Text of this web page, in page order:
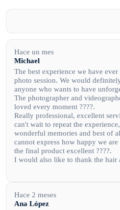
Hace un mes
Michael
The best experience we have
photo session. We would
anyone who wants to have
The photographer and
loved every moment ????.
Really professional, excellent
can't wait to repeat the
wonderful memories and best of
cannot express how happy we
the final product excellent ????.
I would also like to thank the hair
nice and hospitable people.
Hace 2 meses
Ana López